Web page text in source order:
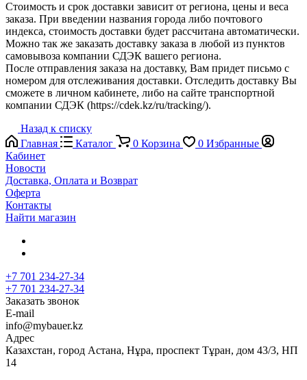
Стоимость и срок доставки зависит от региона, цены и веса
заказа. При введении названия города либо почтового
индекса, стоимость доставки будет рассчитана автоматически.
Можно так же заказать доставку заказа в любой из пунктов
самовывоза компании СДЭК вашего региона.
После отправления заказа на доставку, Вам придет письмо с
номером для отслеживания доставки. Отследить доставку Вы
сможете в личном кабинете, либо на сайте транспортной
компании СДЭК (https://cdek.kz/ru/tracking/).
Назад к списку
Главная
Каталог 0 Корзина 0 Избранные
Кабинет
Новости
Доставка, Оплата и Возврат
Оферта
Контакты
Найти магазин
+7 701 234-27-34
+7 701 234-27-34
Заказать звонок
E-mail
info@mybauer.kz
Адрес
Казахстан, город Астана, Нұра, проспект Тұран, дом 43/3, НП
14